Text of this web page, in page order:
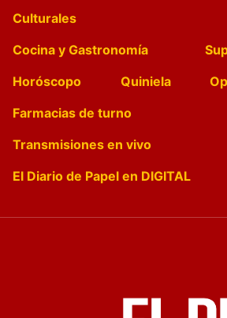
Culturales
Cocina y Gastronomía
Horóscopo
Quiniela
Farmacias de turno
Transmisiones en vivo
El Diario de Papel en DIGITAL